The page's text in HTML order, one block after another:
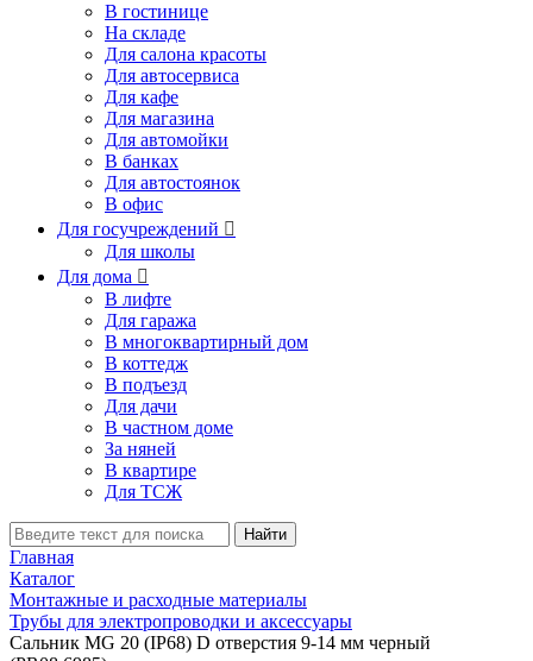
В гостинице
На складе
Для салона красоты
Для автосервиса
Для кафе
Для магазина
Для автомойки
В банках
Для автостоянок
В офис
Для госучреждений 
Для школы
Для дома 
В лифте
Для гаража
В многоквартирный дом
В коттедж
В подъезд
Для дачи
В частном доме
За няней
В квартире
Для ТСЖ
Найти
Главная
Каталог
Монтажные и расходные материалы
Трубы для электропроводки и аксессуары
Сальник MG 20 (IP68) D отверстия 9-14 мм черный